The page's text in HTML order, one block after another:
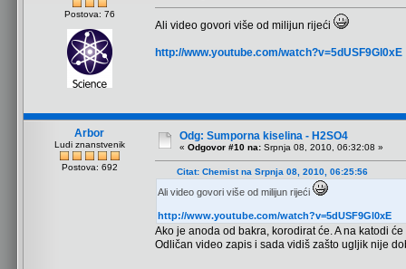
Postova: 76
Ali video govori više od milijun rijeći
http://www.youtube.com/watch?v=5dUSF9Gl0xE
Arbor
Ludi znanstvenik
Postova: 692
Odg: Sumporna kiselina - H2SO4
« Odgovor #10 na: Srpnja 08, 2010, 06:32:08 »
Citat: Chemist na Srpnja 08, 2010, 06:25:56
Ali video govori više od milijun rijeći
http://www.youtube.com/watch?v=5dUSF9Gl0xE
Ako je anoda od bakra, korodirat će. A na katodi
Odličan video zapis i sada vidiš zašto ugljik nije